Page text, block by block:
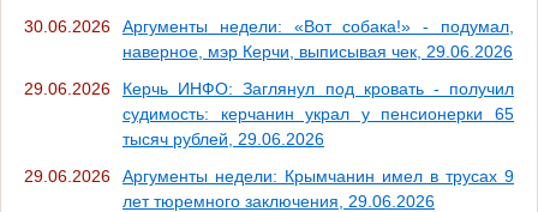
30.06.2026
Аргументы недели: «Вот собака!» - подумал,
наверное, мэр Керчи, выписывая чек, 29.06.2026
29.06.2026
Керчь ИНФО: Заглянул под кровать - получил
судимость: керчанин украл у пенсионерки 65
тысяч рублей, 29.06.2026
29.06.2026
Аргументы недели: Крымчанин имел в трусах 9
лет тюремного заключения, 29.06.2026